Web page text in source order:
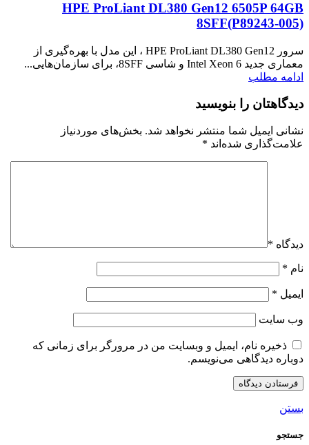
HPE ProLiant DL380 Gen12 6505P 64GB
8SFF(P89243‑005)
سرور HPE ProLiant DL380 Gen12 ، این مدل با بهره‌گیری از
معماری جدید Intel Xeon 6 و شاسی 8SFF، برای سازمان‌هایی...
ادامه مطلب
دیدگاهتان را بنویسید
نشانی ایمیل شما منتشر نخواهد شد. بخش‌های موردنیاز
علامت‌گذاری شده‌اند *
دیدگاه *
نام *
ایمیل *
وب‌ سایت
ذخیره نام، ایمیل و وبسایت من در مرورگر برای زمانی که
دوباره دیدگاهی می‌نویسم.
بستن
جستجو